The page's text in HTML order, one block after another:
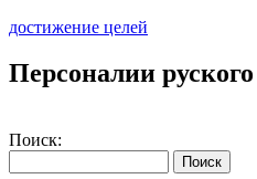
достижение целей
Персоналии
Поиск: